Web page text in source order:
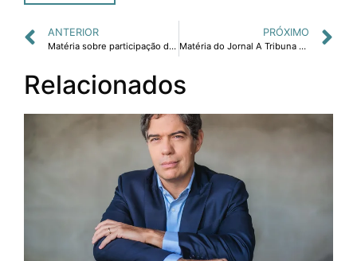
ANTERIOR
Matéria sobre participação de Ricardo Amorim em painel sobre negócios inclusivos no Fórum Humanidades 2012.
PRÓXIMO
Matéria do Jornal A Tribuna sobre palestra do economista sem economês, Ricardo Amorim.
Relacionados